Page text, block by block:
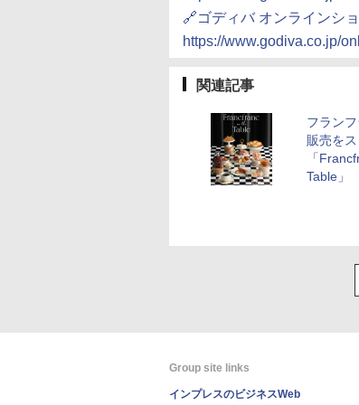
🔗ゴディバ オンラインシ
https://www.godiva.co.jp/
関連記事
フラン
販売をス
「
Table」
Group site links
インプレスのビジネスWeb